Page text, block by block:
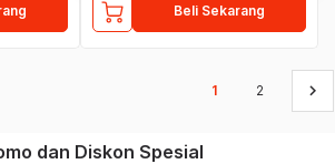
Beli Sekarang
1 2 keyboard_arrow_right
dan Diskon Spesial